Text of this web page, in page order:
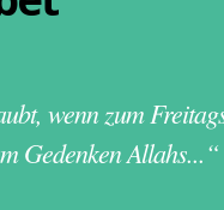
wenn zum
Gedenken Allahs...“